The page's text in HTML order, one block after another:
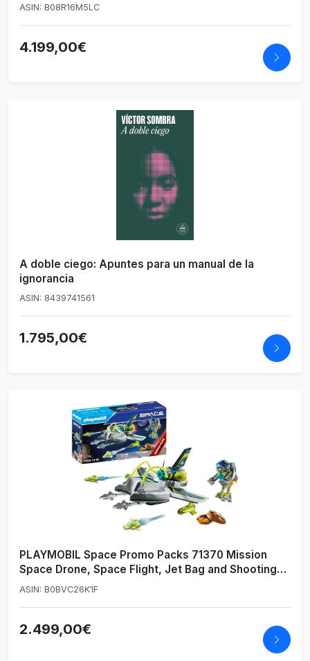
ASIN: B08R16M5LC
4.199,00€
A doble ciego: Apuntes para un manual de la
ignorancia
ASIN: 8439741561
1.795,00€
PLAYMOBIL Space Promo Packs 71370 Mission
Space Drone, Space Flight, Jet Bag and Shooting
Cannons, Toys for Kids Ages 4 and Up
ASIN: B0BVC26K1F
2.499,00€